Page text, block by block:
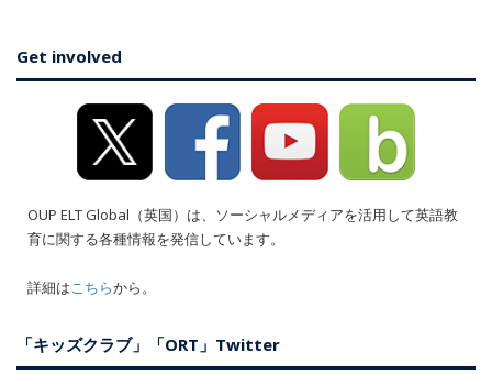
Get involved
OUP ELT Global（英国）は、ソーシャルメディアを活用して英語教
育に関する各種情報を発信しています。
詳細は こちらから。
「キッズクラブ」「ORT」Twitter